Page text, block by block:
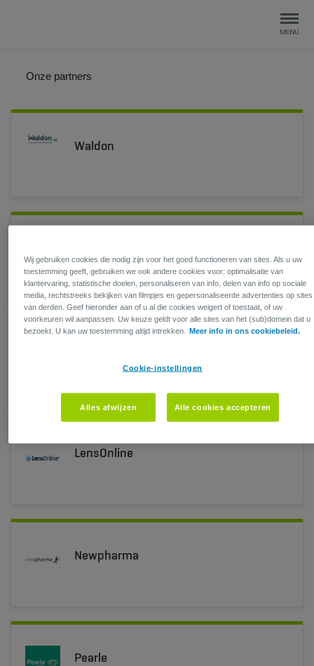
Onze partners
Waldon
LensOnline
Newpharma
Pearle
Wij gebruiken cookies die nodig zijn voor het goed functioneren van sites. Als u uw
toestemming geeft, gebruiken we ook andere cookies voor: optimalisatie van
klantervaring, statistische doelen, personaliseren van info, delen van info op sociale
media, rechtstreeks bekijken van filmpjes en gepersonaliseerde advertenties op sites
van derden. Geef hieronder aan of u al die cookies weigert of toestaat, of uw
voorkeuren wil aanpassen. Uw keuze geldt voor alle sites van het (sub)domein dat u
bezoekt. U kan uw toestemming altijd intrekken.
Meer info in ons cookiebeleid.
Cookie-instellingen
Alles afwijzen Alle cookies accepteren